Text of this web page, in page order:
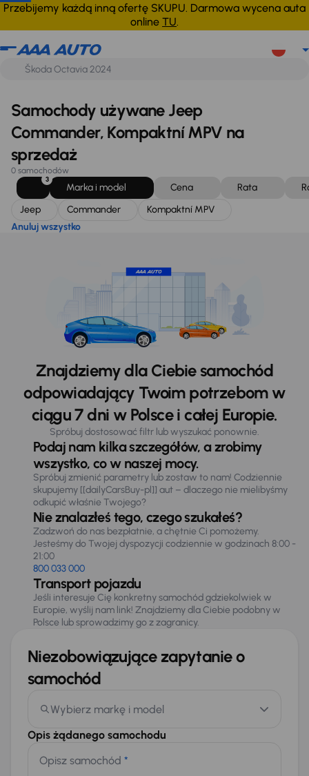
Przebijemy każdą inną ofertę SKUPU. Darmowa wycena auta
online TU.
Jeep Commander Kompaktní MPV Anuluj wszystko
Samochody używane Jeep
Commander, Kompaktní MPV na
sprzedaż
0 samochodów
3
Marka i model Cena Rata
Jeep
Commander
Kompaktní MPV
Anuluj wszystko
Znajdziemy dla Ciebie samochód
odpowiadający Twoim potrzebom w
ciągu 7 dni w Polsce i całej Europie.
Spróbuj dostosować filtr lub wyszukać ponownie.
Podaj nam kilka szczegółów, a zrobimy
wszystko, co w naszej mocy.
Spróbuj zmienić parametry lub zostaw to nam! Codziennie
skupujemy [[dailyCarsBuy-pl]] aut – dlaczego nie mielibyśmy
odkupić właśnie Twojego?
Nie znalazłeś tego, czego szukałeś?
Zadzwoń do nas bezpłatnie, a chętnie Ci pomożemy.
Jesteśmy do Twojej dyspozycji codziennie w godzinach 8:00 -
21:00
800 033 000
Transport pojazdu
Jeśli interesuje Cię konkretny samochód gdziekolwiek w
Europie, wyślij nam link! Znajdziemy dla Ciebie podobny w
Polsce lub sprowadzimy go z zagranicy.
Niezobowiązujące zapytanie o
samochód
Wybierz markę i model
Opis żądanego samochodu
Opisz samochód *